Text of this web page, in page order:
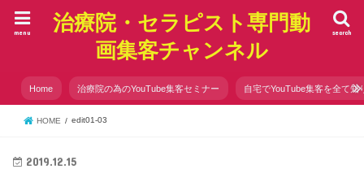
治療院・セラピスト専門動
画集客チャンネル
search
menu
Home 治療院の為のYouTube集客セミナー 自宅でYouTube集客を全て知
HOME edit01-03
2019.12.15